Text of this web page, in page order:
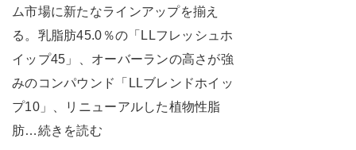
ム市場に新たなラインアップを揃え
る。乳脂肪45.0％の「LLフレッシュホ
イップ45」、オーバーランの高さが強
みのコンパウンド「LLブレンドホイッ
プ10」、リニューアルした植物性脂
肪…続きを読む